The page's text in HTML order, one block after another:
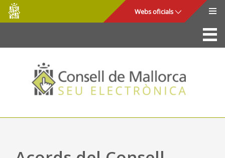
Salta al contingut principal
Consell
de
Mallorca
Webs oficials
La Seu
Consell de Mallorca
Accés i seguretat
Utilitats